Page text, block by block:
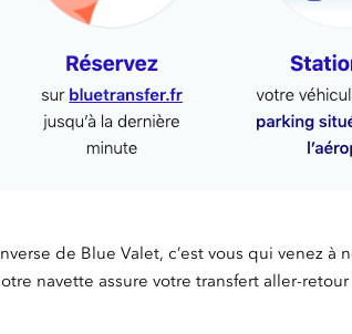
de Blue Valet, c’est vous qui venez
navette assure votre transfert aller-